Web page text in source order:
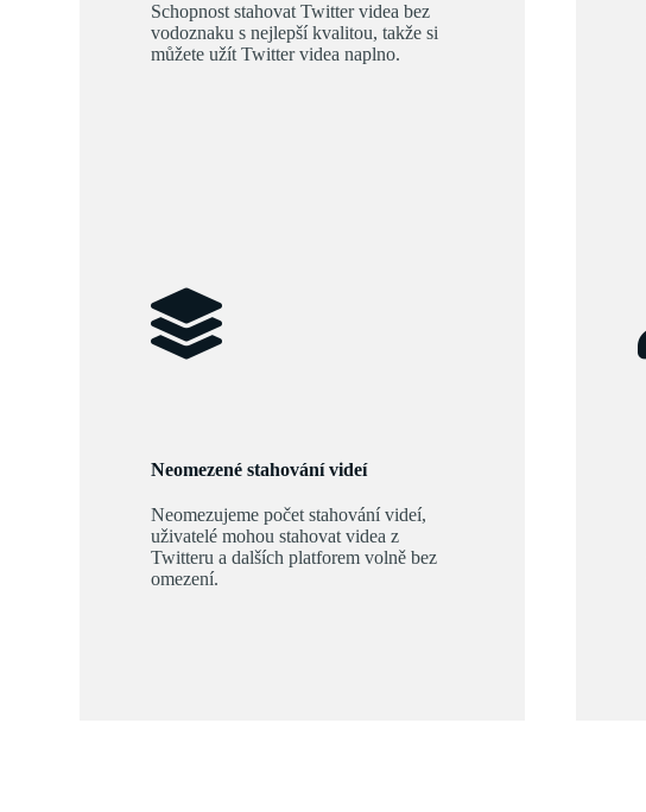
Schopnost stahovat Twitter videa bez
vodoznaku s nejlepší kvalitou, takže si
můžete užít Twitter videa naplno.
Neomezené stahování videí
Neomezujeme počet stahování videí,
uživatelé mohou stahovat videa z
Twitteru a dalších platforem volně bez
omezení.